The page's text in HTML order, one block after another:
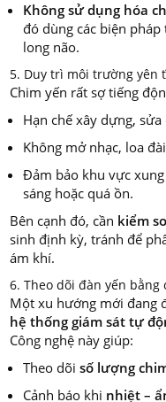
Không sử dụng hóa
đó dùng các biện
long não.
5. Duy trì môi trường yên
Chim yến rất sợ tiếng
Hạn chế xây dựng,
Không mở nhạc, loa
Đảm bảo khu vực
sáng hoặc quá ồn.
Bên cạnh đó, cần kiểm
sinh định kỳ, tránh để
ám khí.
6. Theo dõi đàn yến bằng
Một xu hướng mới đang
hệ thống giám sát tự
Công nghệ này giúp:
Theo dõisố lượng
Cảnh báo khi nhiệt –